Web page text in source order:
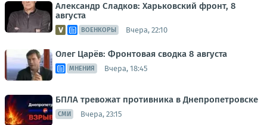
Александр Сладков: Харьковский фронт, 8
августа
ВОЕНКОРЫ Вчера, 22:10
Олег Царёв: Фронтовая сводка 8 августа
МНЕНИЯ Вчера, 18:45
БПЛА тревожат противника в Днепропетровске
СМИ Вчера, 23:15